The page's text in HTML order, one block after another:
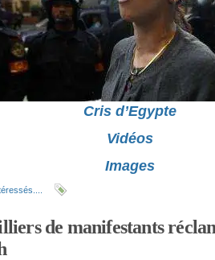
Cris d’Egypte
Vidéos
Images
de manifestants